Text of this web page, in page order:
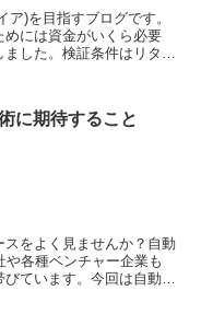
)を目指すブログです。
には資金がいくら必要
した。検証条件はリタイ
に期待すること
をよく見ませんか？自動
各種ベンチャー企業も
ています。今回は自動運